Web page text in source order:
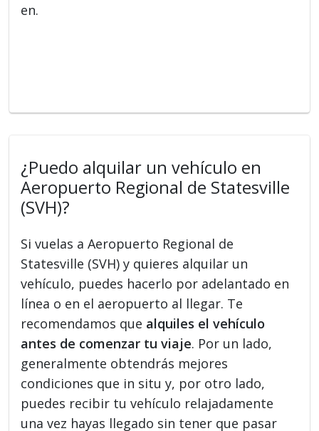
en.
¿Puedo alquilar un vehículo en
Aeropuerto Regional de Statesville
(SVH)?
Si vuelas a Aeropuerto Regional de
Statesville (SVH) y quieres alquilar un
vehículo, puedes hacerlo por adelantado en
línea o en el aeropuerto al llegar. Te
recomendamos que alquiles el vehículo
antes de comenzar tu viaje. Por un lado,
generalmente obtendrás mejores
condiciones que in situ y, por otro lado,
puedes recibir tu vehículo relajadamente
una vez hayas llegado sin tener que pasar